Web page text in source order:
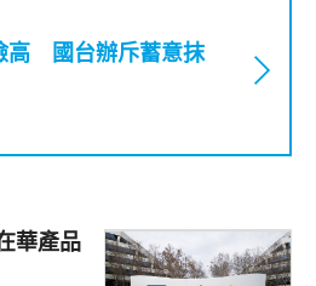
高 國台辦斥蓄意抹
華產品